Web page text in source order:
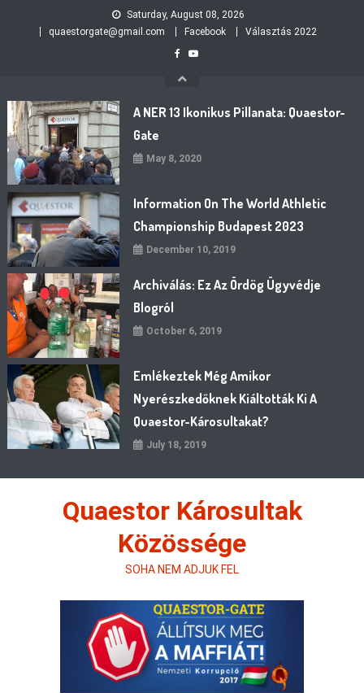
Saturday, August 08, 2026
quaestorgate@gmail.com
Facebook Választás 2022
A NER 13 Ikonikus Pillanata: Quaestor-
Gate
May 8, 2020
Information On The World Athletic
Championship Budapest 2023
December 10, 2019
Archiválás: Ez Az Ördög Ügyvédje
Blogról
October 6, 2019
Emlékeztek Még Amikor
Nyerészkedőknek Kiáltották Ki A
Quaestor-Károsultakat?
July 18, 2019
Quaestor Károsultak
Közössége
SOHA NEM ADJUK FEL